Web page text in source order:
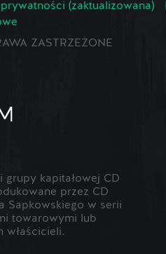
(zaktualizowana)
ZASTRZEŻONE
kapitałowej CD
przez CD
Sapkowskiego w serii
towarowymi lub
właścicieli.